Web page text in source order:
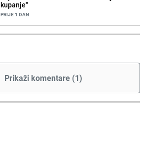
kupanje"
PRIJE 1 DAN
Prikaži komentare (1)